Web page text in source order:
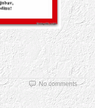
No comments